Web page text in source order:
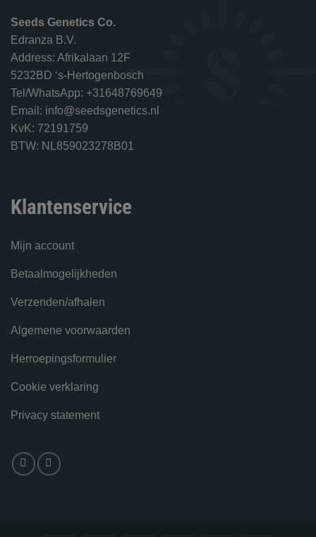
Seeds Genetics Co.
Edranza B.V.
Address: Afrikalaan 12F
5232BD ‘s-Hertogenbosch
Tel/WhatsApp: +31648769649
Email: info@seedsgenetics.nl
KvK: 72191759
BTW: NL859023278B01
Klantenservice
Mijn account
Betaalmogelijkheden
Verzenden/afhalen
Algemene voorwaarden
Herroepingsformulier
Cookie verklaring
Privacy statement